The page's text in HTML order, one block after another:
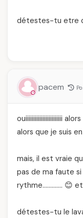
détestes-tu etre
pacem
ouiiiiiiiiiiiiiiiiiiiiiiii
alors que je suis
mais, il est vraie
pas de ma faute
rythme…………. 😊 et
détestes-tu le